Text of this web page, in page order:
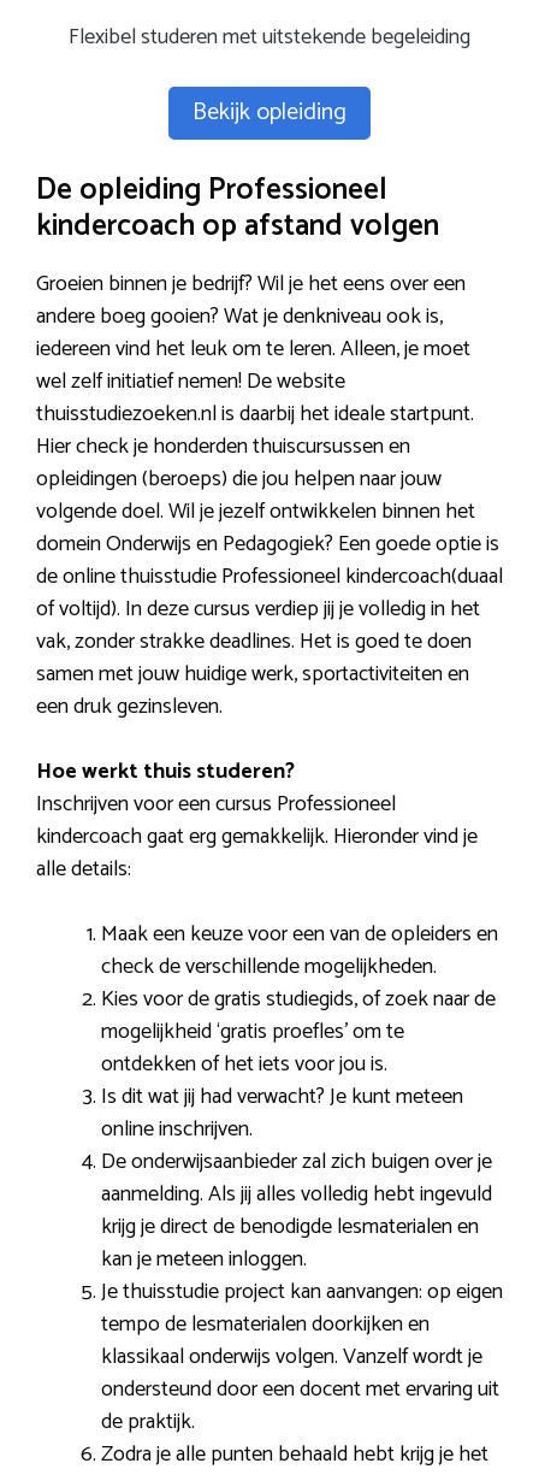
Flexibel studeren met uitstekende begeleiding
Bekijk opleiding
De opleiding Professioneel
kindercoach op afstand volgen
Groeien binnen je bedrijf? Wil je het eens over een
andere boeg gooien? Wat je denkniveau ook is,
iedereen vind het leuk om te leren. Alleen, je moet
wel zelf initiatief nemen! De website
thuisstudiezoeken.nl is daarbij het ideale startpunt.
Hier check je honderden thuiscursussen en
opleidingen (beroeps) die jou helpen naar jouw
volgende doel. Wil je jezelf ontwikkelen binnen het
domein Onderwijs en Pedagogiek? Een goede optie is
de online thuisstudie Professioneel kindercoach(duaal
of voltijd). In deze cursus verdiep jij je volledig in het
vak, zonder strakke deadlines. Het is goed te doen
samen met jouw huidige werk, sportactiviteiten en
een druk gezinsleven.
Hoe werkt thuis studeren?
Inschrijven voor een cursus Professioneel
kindercoach gaat erg gemakkelijk. Hieronder vind je
alle details:
Maak een keuze voor een van de opleiders en
check de verschillende mogelijkheden.
Kies voor de gratis studiegids, of zoek naar de
mogelijkheid ‘gratis proefles’ om te
ontdekken of het iets voor jou is.
Is dit wat jij had verwacht? Je kunt meteen
online inschrijven.
De onderwijsaanbieder zal zich buigen over je
aanmelding. Als jij alles volledig hebt ingevuld
krijg je direct de benodigde lesmaterialen en
kan je meteen inloggen.
Je thuisstudie project kan aanvangen: op eigen
tempo de lesmaterialen doorkijken en
klassikaal onderwijs volgen. Vanzelf wordt je
ondersteund door een docent met ervaring uit
de praktijk.
Zodra je alle punten behaald hebt krijg je het